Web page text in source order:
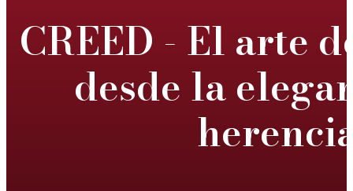
CREED - El arte
desde la